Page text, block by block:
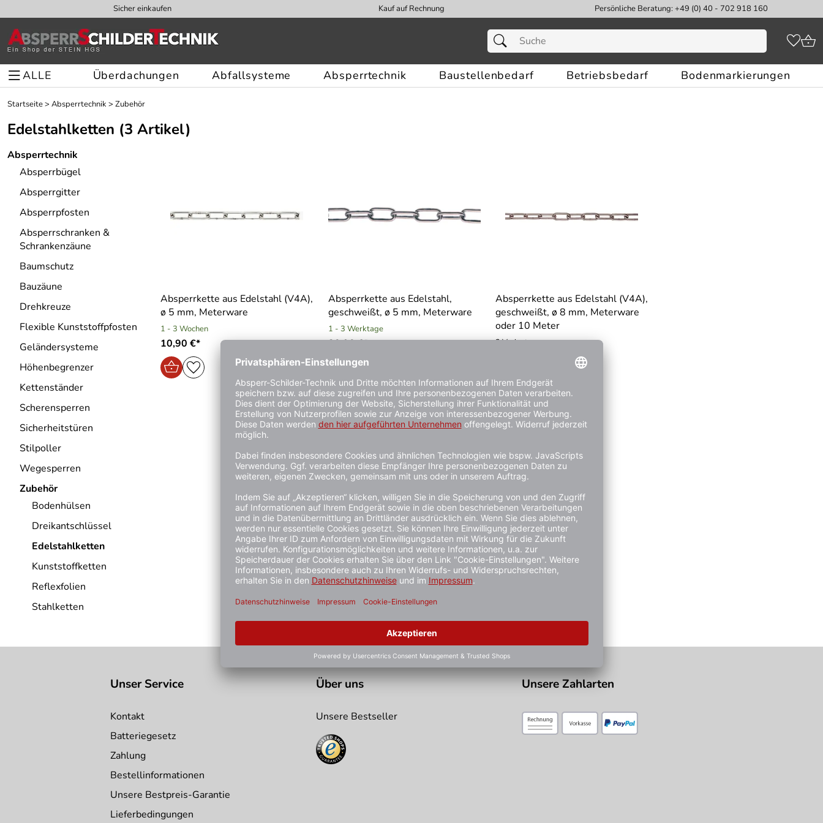
Sicher einkaufen Kauf auf Rechnung Persönliche Beratung: +49 (0) 40 - 702 918 160
ALLE Überdachungen Abfallsysteme Absperrtechnik Baustellenbedarf Betriebsbedarf Bodenmarkierungen
Startseite> Absperrtechnik > Zubehör
Edelstahlketten (3 Artikel)
Absperrtechnik
Absperrbügel
Absperrgitter
Absperrpfosten
Absperrschranken &
Schrankenzäune
Baumschutz
Bauzäune
Drehkreuze
Flexible Kunststoffpfosten
Geländersysteme
Höhenbegrenzer
Kettenständer
Scherensperren
Sicherheitstüren
Stilpoller
Wegesperren
Zubehör
Bodenhülsen
Dreikantschlüssel
Edelstahlketten
Kunststoffketten
Reflexfolien
Stahlketten
Absperrkette aus Edelstahl (V4A),
ø 5 mm, Meterware
1 - 3 Wochen
10,90 €*
Absperrkette aus Edelstahl,
geschweißt, ø 5 mm, Meterware
1 - 3 Werktage
20,90 €*
Absperrkette aus Edelstahl (V4A),
geschweißt, ø 8 mm, Meterware
oder 10 Meter
2 Varianten
Unser Service
Kontakt
Batteriegesetz
Zahlung
Bestellinformationen
Unsere Bestpreis-Garantie
Lieferbedingungen
Über uns
Unsere Bestseller
Unsere Zahlarten